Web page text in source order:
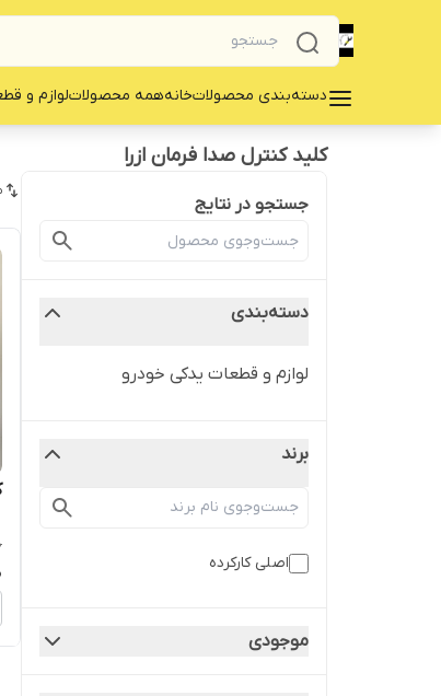
دسته‌بندی محصولاتخانههمه محصولاتلوازم و
کلید کنترل صدا فرمان ازرا
جستجو در نتایج
دسته‌بندی
لوازم و قطعات یدکی خودرو
برند
اصلی کارکرده
موجودی